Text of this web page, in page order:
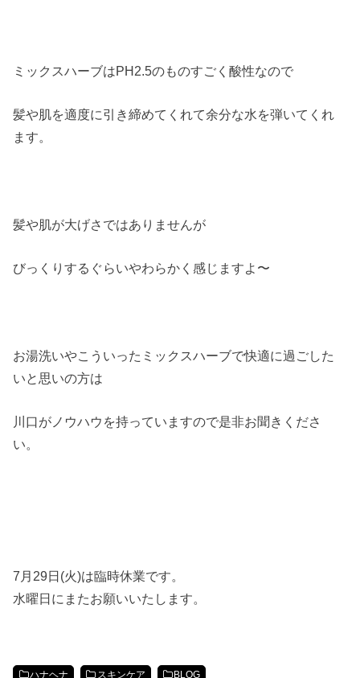
ミックスハーブはPH2.5のものすごく酸性なので
髪や肌を適度に引き締めてくれて余分な水を弾いてくれ
ます。
髪や肌が大げさではありませんが
びっくりするぐらいやわらかく感じますよ〜
お湯洗いやこういったミックスハーブで快適に過ごした
いと思いの方は
川口がノウハウを持っていますので是非お聞きくださ
い。
7月29日(火)は臨時休業です。
水曜日にまたお願いいたします。
ハナヘナ スキンケア BLOG